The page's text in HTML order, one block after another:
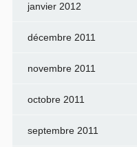
janvier 2012
décembre 2011
novembre 2011
octobre 2011
septembre 2011